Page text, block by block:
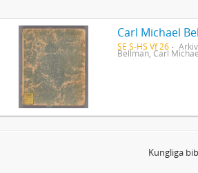
Carl Michael
SE S-HS Vf 26 Arkiv
Bellman, Carl
Kungliga